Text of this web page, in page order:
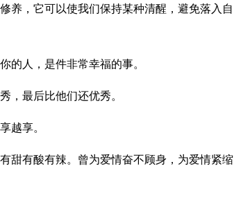
养，它可以使我们保持某种清醒，避免落入自
的人，是件非常幸福的事。
，最后比他们还优秀。
越享。
甜有酸有辣。曾为爱情奋不顾身，为爱情紧缩